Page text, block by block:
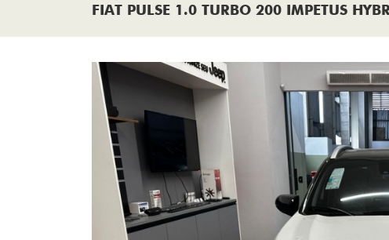
FIAT PULSE 1.0 TURBO 200 IMPETUS